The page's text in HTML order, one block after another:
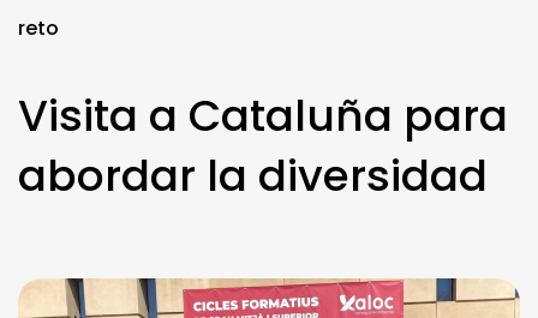
reto
Visita a Cataluña para
abordar la diversidad